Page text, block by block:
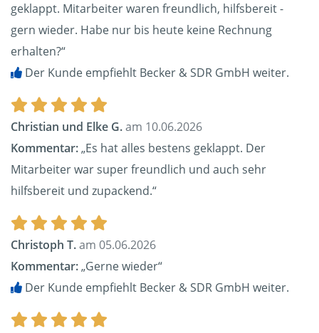
geklappt. Mitarbeiter waren freundlich, hilfsbereit -
gern wieder. Habe nur bis heute keine Rechnung
erhalten?“
Der Kunde empfiehlt Becker & SDR GmbH weiter.
Christian und Elke G.am 10.06.2026
Kommentar:„Es hat alles bestens geklappt. Der
Mitarbeiter war super freundlich und auch sehr
hilfsbereit und zupackend.“
Christoph T.am 05.06.2026
Kommentar:„Gerne wieder“
Der Kunde empfiehlt Becker & SDR GmbH weiter.